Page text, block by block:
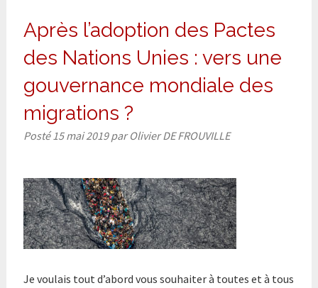
Après l’adoption des Pactes
des Nations Unies : vers une
gouvernance mondiale des
migrations ?
Posté15 mai 2019 par Olivier DE FROUVILLE
Je voulais tout d’abord vous souhaiter à toutes et à tous